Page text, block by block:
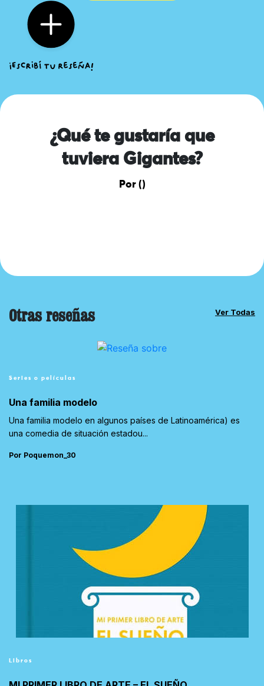
¿Qué te gustaría que
tuviera Gigantes?
Por ()
Otras reseñas Ver Todas
Series o películas
Una familia modelo
Una familia modelo en algunos países de Latinoamérica) es
una comedia de situación estadou...
Por Poquemon_30
Libros